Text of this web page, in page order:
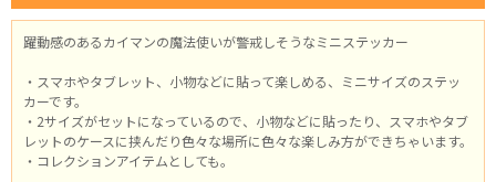
躍動感のあるカイマンの魔法使いが警戒しそうなミニステッカー
・スマホやタブレット、小物などに貼って楽しめる、ミニサイズのステッ
カーです。
・2サイズがセットになっているので、小物などに貼ったり、スマホやタブ
レットのケースに挟んだり色々な場所に色々な楽しみ方ができちゃいます。
・コレクションアイテムとしても。